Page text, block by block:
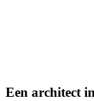
Een architect